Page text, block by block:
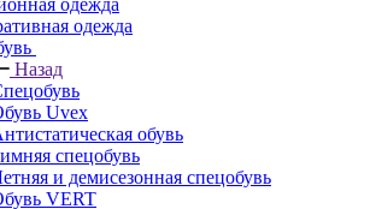
одежда
одежда
Назад
Uvex
обувь
спецобувь
и демисезонная спецобувь
VERT